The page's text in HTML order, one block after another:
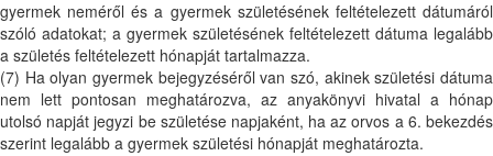
gyermek neméről és a gyermek születésének feltételezett dátumáról
szóló adatokat; a gyermek születésének feltételezett dátuma legalább
a születés feltételezett hónapját tartalmazza.
(7) Ha olyan gyermek bejegyzéséről van szó, akinek születési dátuma
nem lett pontosan meghatározva, az anyakönyvi hivatal a hónap
utolsó napját jegyzi be születése napjaként, ha az orvos a 6. bekezdés
szerint legalább a gyermek születési hónapját meghatározta.